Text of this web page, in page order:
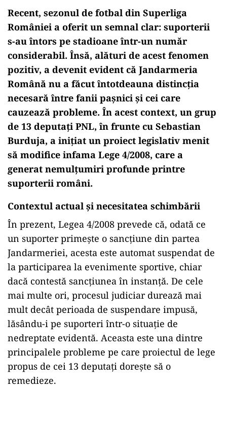
Recent, sezonul de fotbal din Superliga
României a oferit un semnal clar: suporterii
s-au întors pe stadioane într-un număr
considerabil. Însă, alături de acest fenomen
pozitiv, a devenit evident că Jandarmeria
Română nu a făcut întotdeauna distincția
necesară între fanii pașnici și cei care
cauzează probleme. În acest context, un grup
de 13 deputați PNL, în frunte cu Sebastian
Burduja, a inițiat un proiect legislativ menit
să modifice infama Lege 4/2008, care a
generat nemulțumiri profunde printre
suporterii români.
Contextul actual și necesitatea schimbării
În prezent, Legea 4/2008 prevede că, odată ce
un suporter primește o sancțiune din partea
Jandarmeriei, acesta este automat suspendat de
la participarea la evenimente sportive, chiar
dacă contestă sancțiunea în instanță. De cele
mai multe ori, procesul judiciar durează mai
mult decât perioada de suspendare impusă,
lăsându-i pe suporteri într-o situație de
nedreptate evidentă. Aceasta este una dintre
principalele probleme pe care proiectul de lege
propus de cei 13 deputați dorește să o
remedieze.